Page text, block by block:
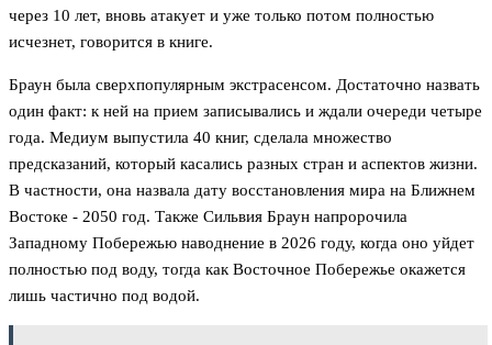
через 10 лет, вновь атакует и уже только потом полностью
исчезнет, говорится в книге.
Браун была сверхпопулярным экстрасенсом. Достаточно назвать
один факт: к ней на прием записывались и ждали очереди четыре
года. Медиум выпустила 40 книг, сделала множество
предсказаний, который касались разных стран и аспектов жизни.
В частности, она назвала дату восстановления мира на Ближнем
Востоке - 2050 год. Также Сильвия Браун напророчила
Западному Побережью наводнение в 2026 году, когда оно уйдет
полностью под воду, тогда как Восточное Побережье окажется
лишь частично под водой.